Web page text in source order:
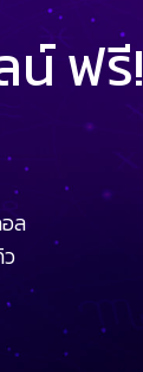
น์ ฟรี!
ล